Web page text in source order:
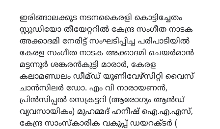
ഇരിങ്ങാലക്കുട നടനകൈരളി കൊട്ടിച്ചേതം
സ്റ്റുഡിയോ തീയേറ്ററിൽ കേന്ദ്ര സംഗീത നാടക
അക്കാദമി നേരിട്ട് സംഘടിപ്പിച്ച പരിപാടിയിൽ
കേരള സംഗീത നാടക അക്കാദമി ചെയർമാൻ
മട്ടന്നൂർ ശങ്കരൻകുട്ടി മാരാർ, കേരള
കലാമണ്ഡലം ഡീമ്ഡ് യൂണിവേഴ്സിറ്റി വൈസ്
ചാൻസിലർ ഡോ. എം വി നാരായണൻ,
പ്രിൻസിപ്പൽ സെക്രട്ടറി (ആരോഗ്യം ആൻഡ്
വ്യവസായികം) മുഹമ്മദ് ഹനീഷ് ഐ.എ.എസ്,
കേന്ദ്ര സാംസ്കാരിക വകുപ്പ് ഡയറക്ടർ (